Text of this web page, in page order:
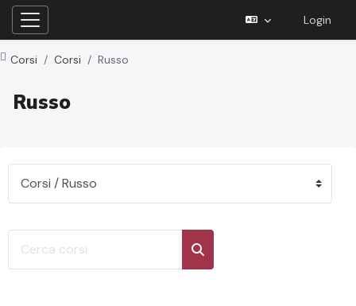
Pannello laterale
Login
Corsi Corsi Russo
Russo
Cerca corsi